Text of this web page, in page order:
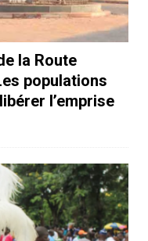
la Route
populations
l’emprise